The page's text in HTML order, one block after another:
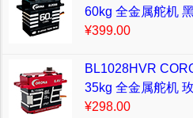
60kg 全金属舵机
¥399.00
BL1028HVR
35kg 全金属舵机
¥298.00